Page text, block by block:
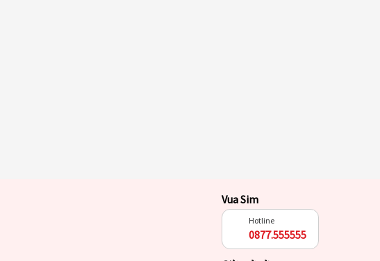
Vua Sim
Hotline
0877.555555